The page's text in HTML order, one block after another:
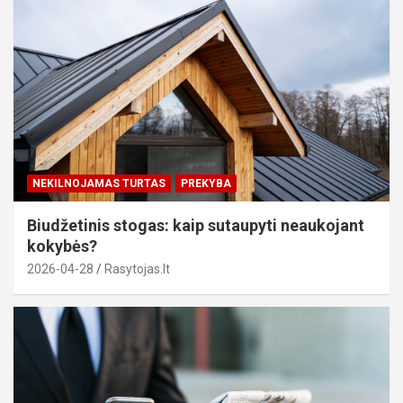
NEKILNOJAMAS TURTAS PREKYBA
Biudžetinis stogas: kaip sutaupyti neaukojant
kokybės?
2026-04-28 Rasytojas.lt